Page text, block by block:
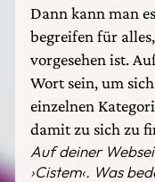
Dann kann man
begreifen für
vorgesehen ist.
Wort sein, um
einzelnen
damit zu sich zu
Auf deiner
›Cistem‹. Was